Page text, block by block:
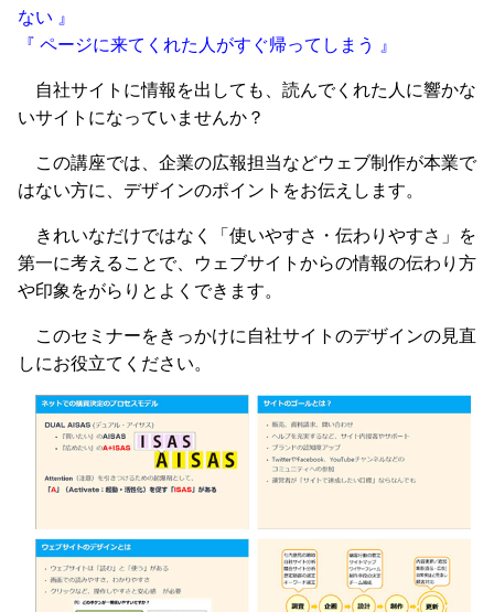
ない 』
『 ページに来てくれた人がすぐ帰ってしまう 』
自社サイトに情報を出しても、読んでくれた人に響かな
いサイトになっていませんか？
この講座では、企業の広報担当などウェブ制作が本業で
はない方に、デザインのポイントをお伝えします。
きれいなだけではなく「使いやすさ・伝わりやすさ」を
第一に考えることで、ウェブサイトからの情報の伝わり方
や印象をがらりとよくできます。
このセミナーをきっかけに自社サイトのデザインの見直
しにお役立てください。